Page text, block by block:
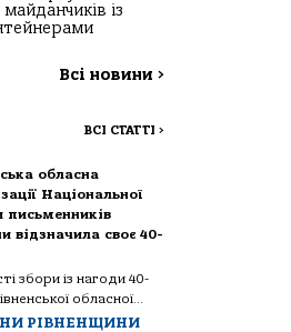
із
Всі новини >
ВСІ СТАТТІ >
обласна
Національної
письменників
відзначила своє 40-
збори із нагоди 40-
обласної...
РІВНЕНЩИНИ